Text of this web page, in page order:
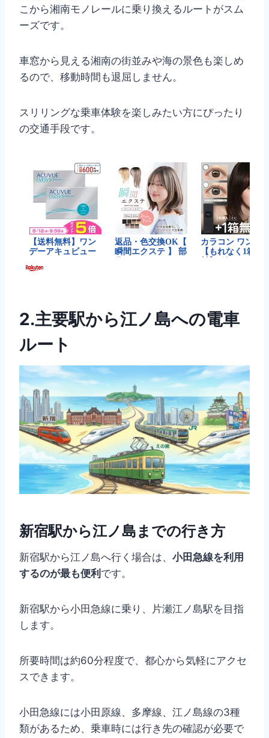
こから湘南モノレールに乗り換えるルートがスム
ーズです。
車窓から見える湘南の街並みや海の景色も楽しめ
るので、移動時間も退屈しません。
スリリングな乗車体験を楽しみたい方にぴったり
の交通手段です。
2.主要駅から江ノ島への電車
ルート
新宿駅から江ノ島までの行き方
新宿駅から江ノ島へ行く場合は、 小田急線を利用
するのが最も便利 です。
新宿駅から小田急線に乗り、片瀬江ノ島駅を目指
します。
所要時間は約60分程度で、都心から気軽にアクセ
スできます。
小田急線には小田原線、多摩線、江ノ島線の3種
類があるため、乗車時には行き先の確認が必要で